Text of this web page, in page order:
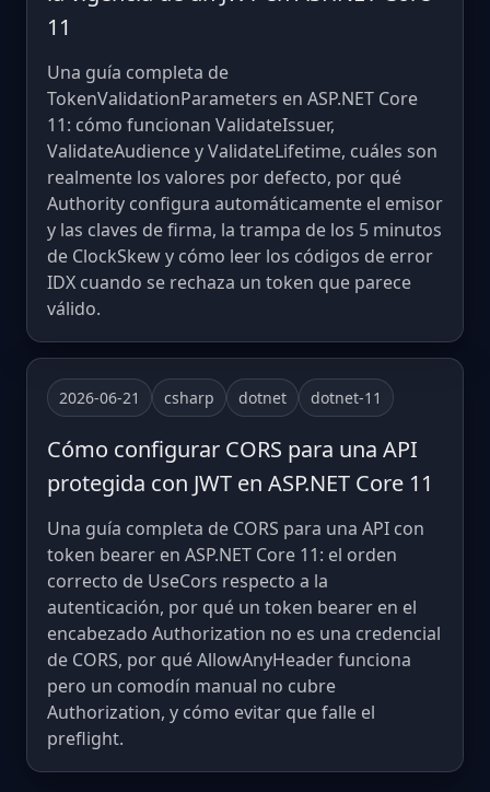
11
Una guía completa de
TokenValidationParameters en ASP.NET Core
11: cómo funcionan ValidateIssuer,
ValidateAudience y ValidateLifetime, cuáles son
realmente los valores por defecto, por qué
Authority configura automáticamente el emisor
y las claves de firma, la trampa de los 5 minutos
de ClockSkew y cómo leer los códigos de error
IDX cuando se rechaza un token que parece
válido.
2026-06-21 csharp dotnet dotnet-11
Cómo configurar CORS para una API
protegida con JWT en ASP.NET Core 11
Una guía completa de CORS para una API con
token bearer en ASP.NET Core 11: el orden
correcto de UseCors respecto a la
autenticación, por qué un token bearer en el
encabezado Authorization no es una credencial
de CORS, por qué AllowAnyHeader funciona
pero un comodín manual no cubre
Authorization, y cómo evitar que falle el
preflight.